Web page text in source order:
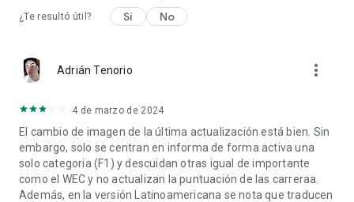
https://lat.motorsport.com/info/terms-of-use/
https://lat.motorsport.com/info/legal/
¿Te resultó útil? Sí No
Adrián Tenorio more_vert
4 de marzo de 2024
El cambio de imagen de la última actualización está bien. Sin
embargo, solo se centran en informa de forma activa una
solo categoria (F1) y descuidan otras igual de importante
como el WEC y no actualizan la puntuación de las carreraa.
Además, en la versión Latinoamericana se nota que traducen